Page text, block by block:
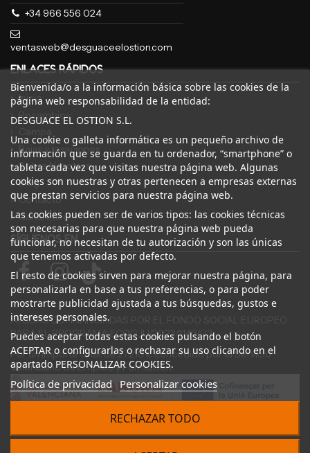
+34 966 556 024
ventasweb@desguaceelostion.com
ENLACES RÁPIDOS
Inicio
Recambios
Bajas y tasaciones
Sobre Nosotros
Blog
Contacto
Canal Ético
Bienvenida/o a la información básica sobre las cookies de la
página web responsabilidad de la entidad:
DESGUACE EL OSTION S.L.
Una cookie o galleta informática es un pequeño archivo de
información que se guarda en tu ordenador, “smartphone” o
tableta cada vez que visitas nuestra página web. Algunas
cookies son nuestras y otras pertenecen a empresas externas
que prestan servicios para nuestra página web.
Las cookies pueden ser de varios tipos: las cookies técnicas
son necesarias para que nuestra página web pueda
funcionar, no necesitan de tu autorización y son las únicas
que tenemos activadas por defecto.
El resto de cookies sirven para mejorar nuestra página, para
personalizarla en base a tus preferencias, o para poder
mostrarte publicidad ajustada a tus búsquedas, gustos e
intereses personales.
Puedes aceptar todas estas cookies pulsando el botón
ACEPTAR o configurarlas o rechazar su uso clicando en el
apartado PERSONALIZAR COOKIES.
Política de privacidad Personalizar cookies
RECHAZAR TODO
SÍGUENOS EN
AYUDAS COFINANCIADAS POR EL FONDO SOCIAL EUROPEO
PARA EL PROGRAMA ECOGJU/2023/1143/03
Por un importe total de 27.216 € concedido por el Servicio
Valenciano de Empleo y Formación.